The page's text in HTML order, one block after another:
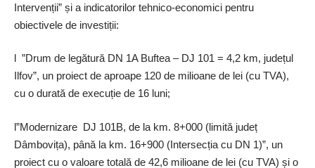
Intervenții” și a indicatorilor tehnico-economici pentru
obiectivele de investiții:
l ”Drum de legătură DN 1A Buftea – DJ 101 = 4,2 km, județul
Ilfov”, un proiect de aproape 120 de milioane de lei (cu TVA),
cu o durată de execuție de 16 luni;
l”Modernizare DJ 101B, de la km. 8+000 (limită județ
Dâmbovița), până la km. 16+900 (Intersecția cu DN 1)”, un
proiect cu o valoare totală de 42,6 milioane de lei (cu TVA) și o